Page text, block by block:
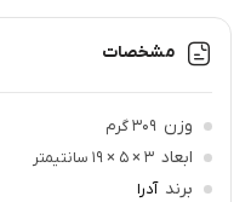
مشخصات
وزن 309 گرم
ابعاد 3 × 5 × 19 سانتیمتر
برند آدرا